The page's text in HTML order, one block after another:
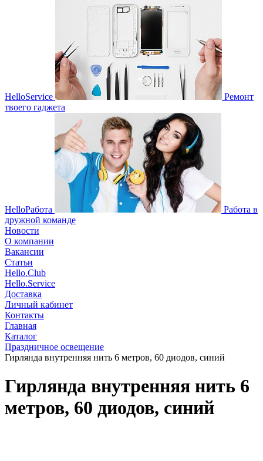
HelloService
Ремонт
твоего гаджета
HelloРабота
Работа в
дружной команде
Новости
О компании
Вакансии
Статьи
Hello.Club
Hello.Service
Доставка
Личный кабинет
Контакты
Главная
Каталог
Праздничное освещение
Гирлянда внутренняя нить 6 метров, 60 диодов, синий
Гирлянда внутренняя нить 6
метров, 60 диодов, синий